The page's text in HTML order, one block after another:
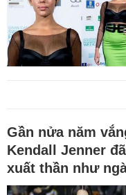
Gần nửa năm
Kendall Jenner
xuất thần như